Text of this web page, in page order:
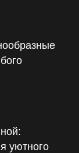
уютного